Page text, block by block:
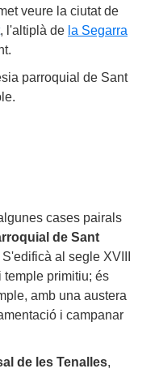
veure la ciutat de
, l'altiplà de la Segarra
parroquial de Sant
cases pairals
de Sant
al segle XVIII
primitiu; és
amb una austera
i campanar
de les Tenalles,